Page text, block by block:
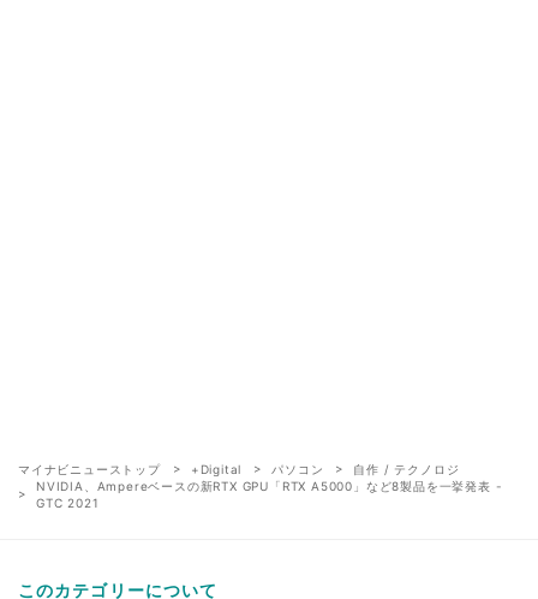
マイナビニューストップ +Digital パソコン
自作 / テクノロジ
NVIDIA、Ampereベースの新RTX GPU「RTX A5000」など8製品を一挙発表 -
GTC 2021
このカテゴリーについて